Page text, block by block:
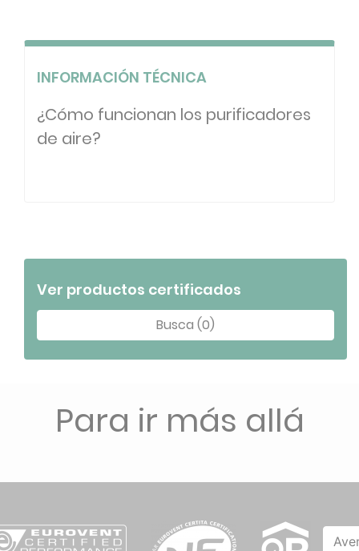
INFORMACIÓN TÉCNICA
¿Cómo funcionan los purificadores
de aire?
Ver productos certificados
Busca (0)
Para ir más allá